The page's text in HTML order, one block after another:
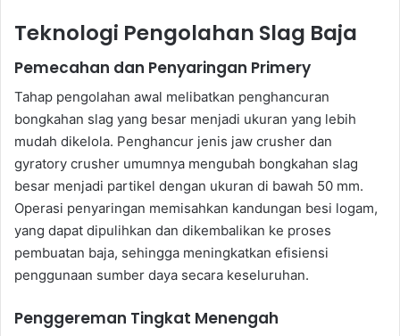
Teknologi Pengolahan Slag Baja
Pemecahan dan Penyaringan Primery
Tahap pengolahan awal melibatkan penghancuran
bongkahan slag yang besar menjadi ukuran yang lebih
mudah dikelola. Penghancur jenis jaw crusher dan
gyratory crusher umumnya mengubah bongkahan slag
besar menjadi partikel dengan ukuran di bawah 50 mm.
Operasi penyaringan memisahkan kandungan besi logam,
yang dapat dipulihkan dan dikembalikan ke proses
pembuatan baja, sehingga meningkatkan efisiensi
penggunaan sumber daya secara keseluruhan.
Penggereman Tingkat Menengah